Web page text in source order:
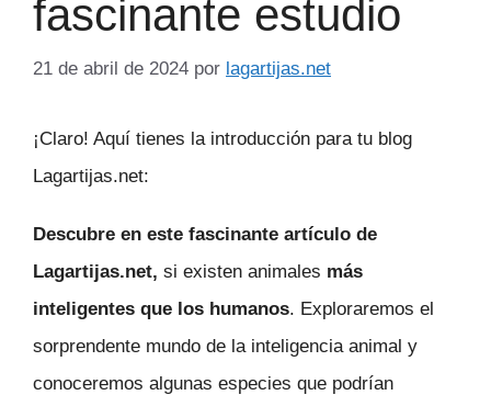
fascinante estudio
21 de abril de 2024 por lagartijas.net
¡Claro! Aquí tienes la introducción para tu blog
Lagartijas.net:
Descubre en este fascinante artículo de
Lagartijas.net, si existen animales más
inteligentes que los humanos. Exploraremos el
sorprendente mundo de la inteligencia animal y
conoceremos algunas especies que podrían